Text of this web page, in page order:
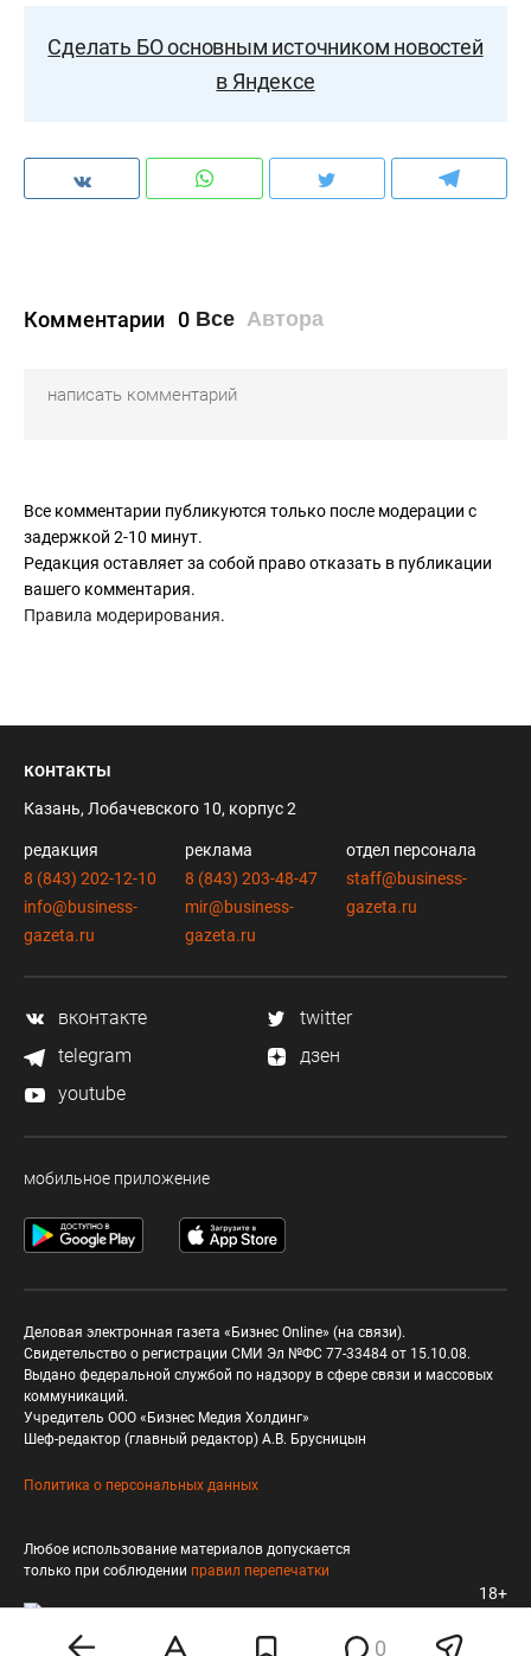
Сделать БО основным источником новостей
в Яндексе
Комментарии 0 Все Автора
Все комментарии публикуются только после модерации с
задержкой 2-10 минут.
Редакция оставляет за собой право отказать в публикации
вашего комментария.
Правила модерирования.
0
контакты
Казань, Лобачевского 10, корпус 2
редакция
8 (843) 202-12-10
info@business-
gazeta.ru
реклама
8 (843) 203-48-47
mir@business-
gazeta.ru
отдел персонала
staff@business-
gazeta.ru
вконтакте
twitter
telegram
дзен
youtube
мобильное приложение
Деловая электронная газета «Бизнес Online» (на связи).
Свидетельство о регистрации СМИ Эл №ФС 77-33484 от 15.10.08.
Выдано федеральной службой по надзору в сфере связи и массовых
коммуникаций.
Учредитель ООО «Бизнес Медия Холдинг»
Шеф-редактор (главный редактор) А.В. Брусницын
Политика о персональных данных
Любое использование материалов допускается
только при соблюдении правил перепечатки
18+